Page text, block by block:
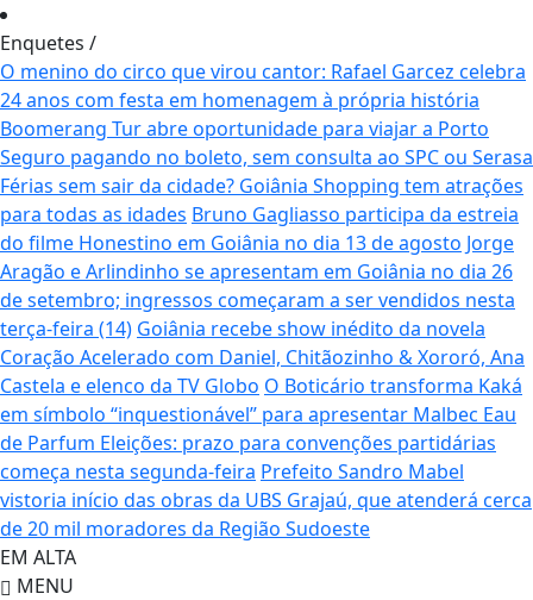
Enquetes /
O menino do circo que virou cantor: Rafael Garcez celebra
24 anos com festa em homenagem à própria história
Boomerang Tur abre oportunidade para viajar a Porto
Seguro pagando no boleto, sem consulta ao SPC ou Serasa
Férias sem sair da cidade? Goiânia Shopping tem atrações
para todas as idades Bruno Gagliasso participa da estreia
do filme Honestino em Goiânia no dia 13 de agosto Jorge
Aragão e Arlindinho se apresentam em Goiânia no dia 26
de setembro; ingressos começaram a ser vendidos nesta
terça-feira (14) Goiânia recebe show inédito da novela
Coração Acelerado com Daniel, Chitãozinho & Xororó, Ana
Castela e elenco da TV Globo O Boticário transforma Kaká
em símbolo “inquestionável” para apresentar Malbec Eau
de Parfum Eleições: prazo para convenções partidárias
começa nesta segunda-feira Prefeito Sandro Mabel
vistoria início das obras da UBS Grajaú, que atenderá cerca
de 20 mil moradores da Região Sudoeste
EM ALTA
MENU